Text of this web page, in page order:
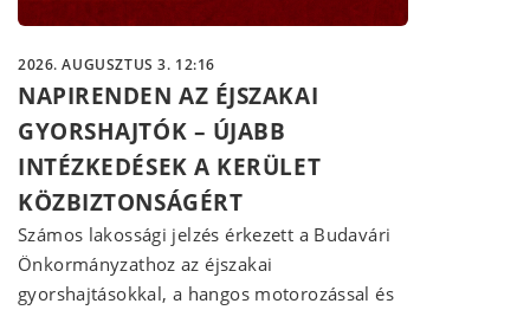
2026. AUGUSZTUS 3. 12:16
NAPIRENDEN AZ ÉJSZAKAI
GYORSHAJTÓK – ÚJABB
INTÉZKEDÉSEK A KERÜLET
KÖZBIZTONSÁGÉRT
Számos lakossági jelzés érkezett a Budavári
Önkormányzathoz az éjszakai
gyorshajtásokkal, a hangos motorozással és